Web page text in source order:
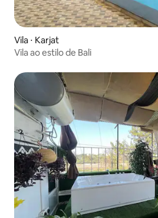
Vila ⋅ Karjat
Vila ao estilo de Bali